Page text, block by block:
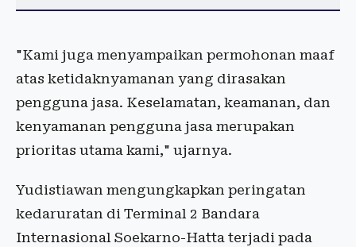
"Kami juga menyampaikan permohonan maaf
atas ketidaknyamanan yang dirasakan
pengguna jasa. Keselamatan, keamanan, dan
kenyamanan pengguna jasa merupakan
prioritas utama kami," ujarnya.
Yudistiawan mengungkapkan peringatan
kedaruratan di Terminal 2 Bandara
Internasional Soekarno-Hatta terjadi pada